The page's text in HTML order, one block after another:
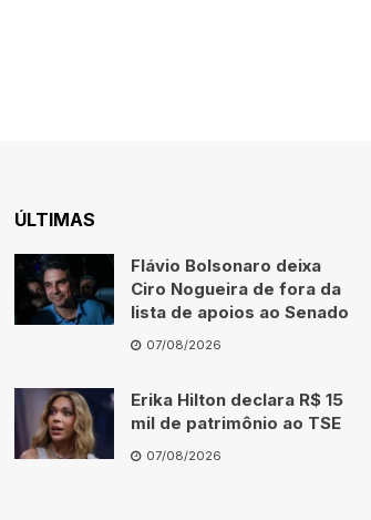
ÚLTIMAS
Flávio Bolsonaro deixa
Ciro Nogueira de fora da
lista de apoios ao Senado
07/08/2026
Erika Hilton declara R$ 15
mil de patrimônio ao TSE
07/08/2026